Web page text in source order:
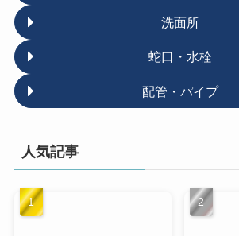
洗面所
蛇口・水栓
配管・パイプ
人気記事